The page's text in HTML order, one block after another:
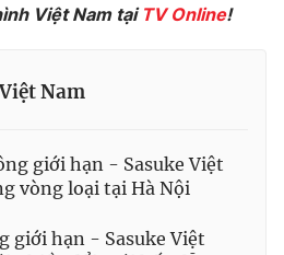
Shorts video
VTV Thể thao
Bất động sản
Việt Nam tại TV Online!
Nam
giới hạn - Sasuke Việt
vòng loại tại Hà Nội
giới hạn - Sasuke Việt